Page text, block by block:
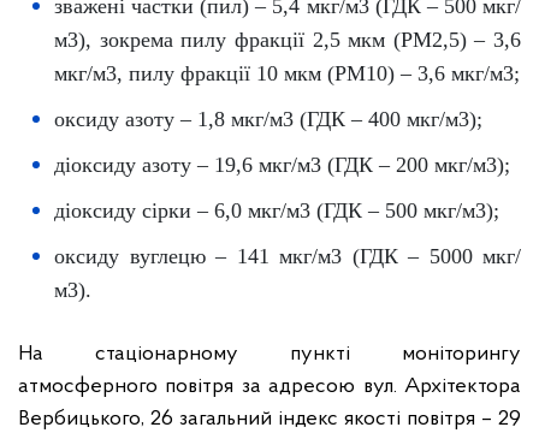
зважені частки (пил) – 5,4 мкг/м3 (ГДК – 500 мкг/
м3), зокрема пилу фракції 2,5 мкм (PM2,5) – 3,6
мкг/м3, пилу фракції 10 мкм (PM10) – 3,6 мкг/м3;
оксиду азоту – 1,8 мкг/м3 (ГДК – 400 мкг/м3);
діоксиду азоту – 19,6 мкг/м3 (ГДК – 200 мкг/м3);
діоксиду сірки – 6,0 мкг/м3 (ГДК – 500 мкг/м3);
оксиду вуглецю – 141 мкг/м3 (ГДК – 5000 мкг/
м3).
На стаціонарному пункті моніторингу
атмосферного повітря за адресою вул. Архітектора
Вербицького, 26 загальний індекс якості повітря – 29